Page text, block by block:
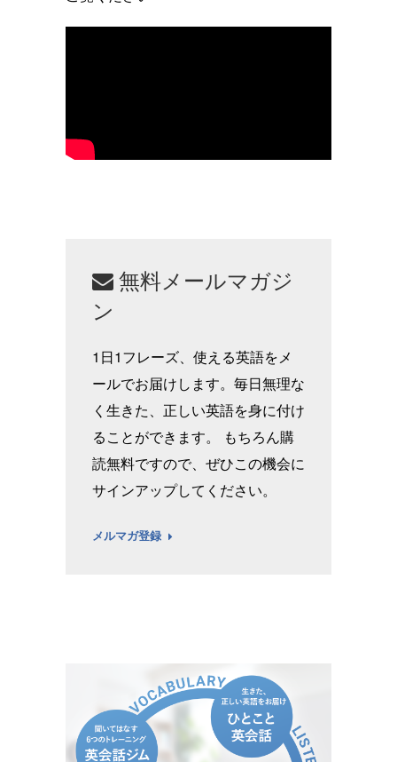
無料メールマガジ
ン
1日1フレーズ、使える英語をメ
ールでお届けします。毎日無理な
く生きた、正しい英語を身に付け
ることができます。 もちろん購
読無料ですので、ぜひこの機会に
サインアップしてください。
メルマガ登録